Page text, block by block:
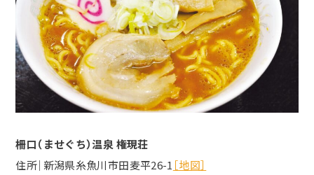
柵口（ませぐち）温泉 権現荘
住所｜新潟県糸魚川市田麦平26-1 ［地図］